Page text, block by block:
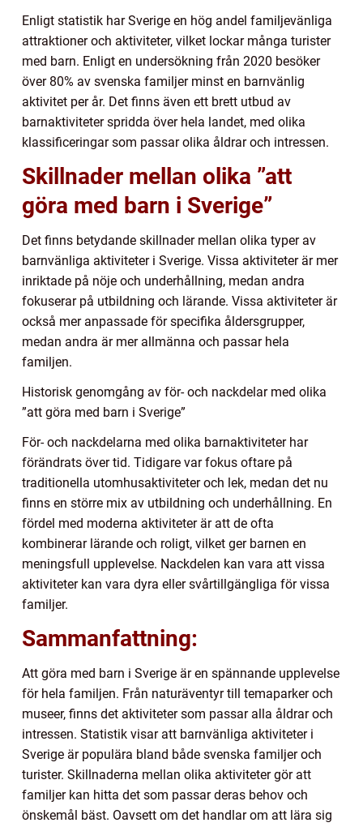
Enligt statistik har Sverige en hög andel familjevänliga
attraktioner och aktiviteter, vilket lockar många turister
med barn. Enligt en undersökning från 2020 besöker
över 80% av svenska familjer minst en barnvänlig
aktivitet per år. Det finns även ett brett utbud av
barnaktiviteter spridda över hela landet, med olika
klassificeringar som passar olika åldrar och intressen.
Skillnader mellan olika ”att
göra med barn i Sverige”
Det finns betydande skillnader mellan olika typer av
barnvänliga aktiviteter i Sverige. Vissa aktiviteter är mer
inriktade på nöje och underhållning, medan andra
fokuserar på utbildning och lärande. Vissa aktiviteter är
också mer anpassade för specifika åldersgrupper,
medan andra är mer allmänna och passar hela
familjen.
Historisk genomgång av för- och nackdelar med olika
”att göra med barn i Sverige”
För- och nackdelarna med olika barnaktiviteter har
förändrats över tid. Tidigare var fokus oftare på
traditionella utomhusaktiviteter och lek, medan det nu
finns en större mix av utbildning och underhållning. En
fördel med moderna aktiviteter är att de ofta
kombinerar lärande och roligt, vilket ger barnen en
meningsfull upplevelse. Nackdelen kan vara att vissa
aktiviteter kan vara dyra eller svårtillgängliga för vissa
familjer.
Sammanfattning:
Att göra med barn i Sverige är en spännande upplevelse
för hela familjen. Från naturäventyr till temaparker och
museer, finns det aktiviteter som passar alla åldrar och
intressen. Statistik visar att barnvänliga aktiviteter i
Sverige är populära bland både svenska familjer och
turister. Skillnaderna mellan olika aktiviteter gör att
familjer kan hitta det som passar deras behov och
önskemål bäst. Oavsett om det handlar om att lära sig